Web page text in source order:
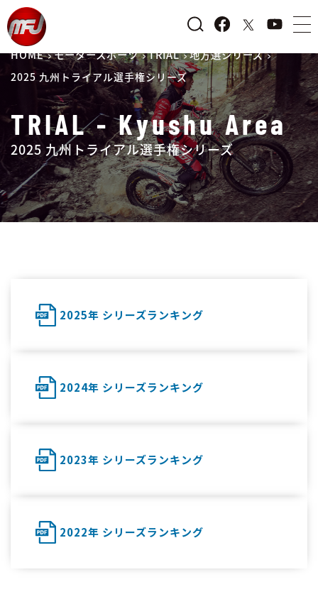
HOME モータースポーツ TRIAL 地方選シリーズ
2025 九州トライアル選手権シリーズ
TRIAL - Kyushu Area
2025 九州トライアル選手権シリーズ
2025年 シリーズランキング
2024年 シリーズランキング
2023年 シリーズランキング
2022年 シリーズランキング